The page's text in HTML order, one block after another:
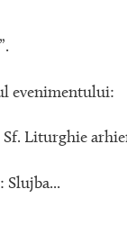
evenimentului:
Liturghie
Slujba...